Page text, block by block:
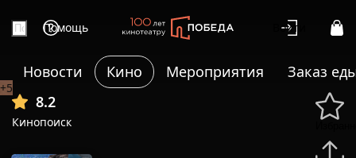
Помощь Войти
Новости Кино Мероприятия
Заказ
8.2
Кинопоиск
+5